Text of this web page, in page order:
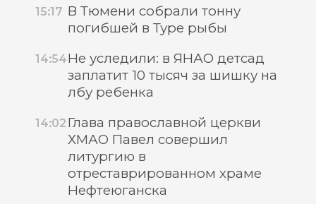
15:17 В Тюмени собрали тонну
погибшей в Туре рыбы
14:54Не уследили: в ЯНАО детсад
заплатит 10 тысяч за шишку на
лбу ребенка
14:02 Глава православной церкви
ХМАО Павел совершил
литургию в
отреставрированном храме
Нефтеюганска